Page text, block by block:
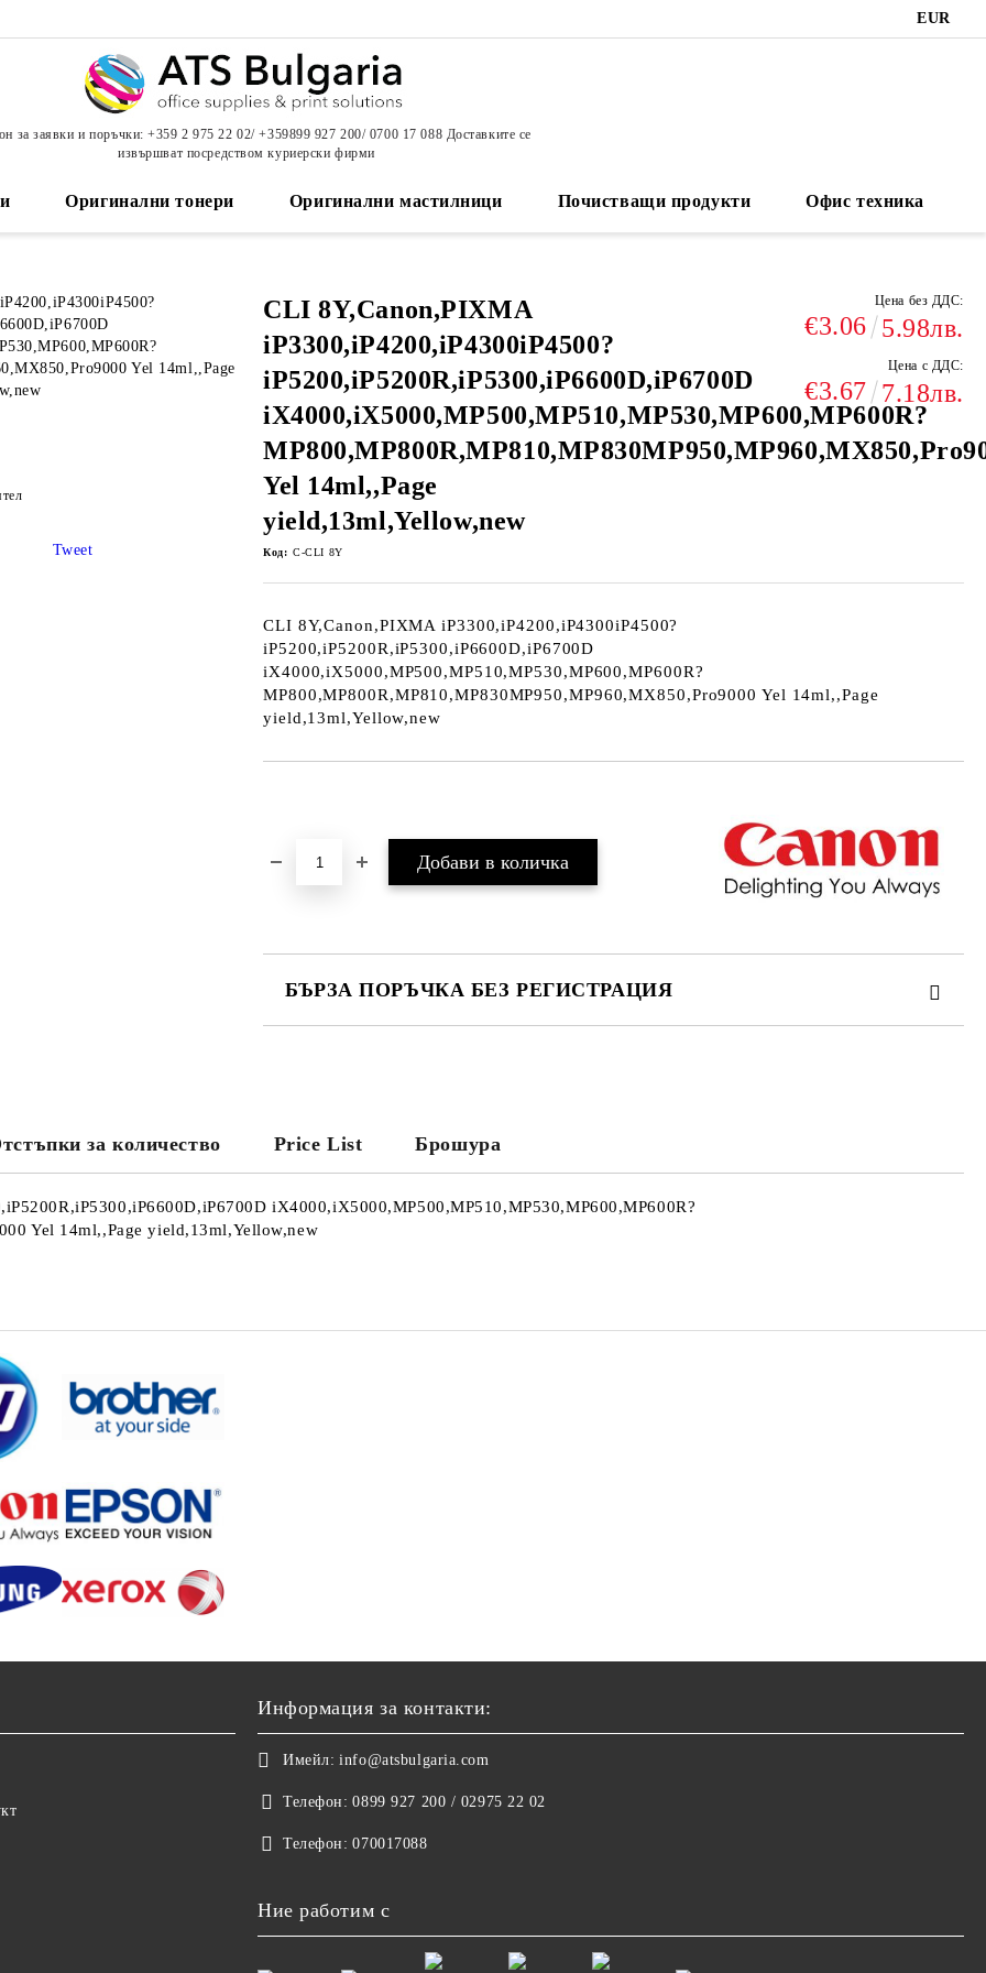
EUR
за заявки и поръчки: +359 2 975 22 02/ +359899 927 200/ 0700 17 088 Доставките се
извършват посредством куриерски фирми
Оригинални тонери Оригинални мастилници Почистващи продукти Офис техника
CLI 8Y,Canon,PIXMA
iP3300,iP4200,iP4300iP4500?
iP5200,iP5200R,iP5300,iP6600D,iP6700D
iX4000,iX5000,MP500,MP510,MP530,MP600,MP600R?
Yel 14ml,,Page
yield,13ml,Yellow,new
Цена без ДДС:
€3.06 5.98лв.
Цена с ДДС:
€3.67 7.18лв.
Код: C-CLI 8Y
CLI 8Y,Canon,PIXMA iP3300,iP4200,iP4300iP4500?
iP5200,iP5200R,iP5300,iP6600D,iP6700D
iX4000,iX5000,MP500,MP510,MP530,MP600,MP600R?
MP800,MP800R,MP810,MP830MP950,MP960,MX850,Pro9000 Yel 14ml,,Page
yield,13ml,Yellow,new
БЪРЗА ПОРЪЧКА БЕЗ РЕГИСТРАЦИЯ
Ние ще се свържем с вас в рамките на работния ден.
Tweet
за количество Price List Брошура
iX4000,iX5000,MP500,MP510,MP530,MP600,MP600R?
Yel 14ml,,Page yield,13ml,Yellow,new
Информация за контакти:
Имейл: info@atsbulgaria.com
Телефон: 0899 927 200 / 02975 22 02
Телефон: 070017088
Ние работим с